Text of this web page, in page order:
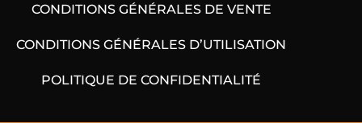
CONDITIONS GÉNÉRALES DE VENTE
CONDITIONS GÉNÉRALES D’UTILISATION
POLITIQUE DE CONFIDENTIALITÉ